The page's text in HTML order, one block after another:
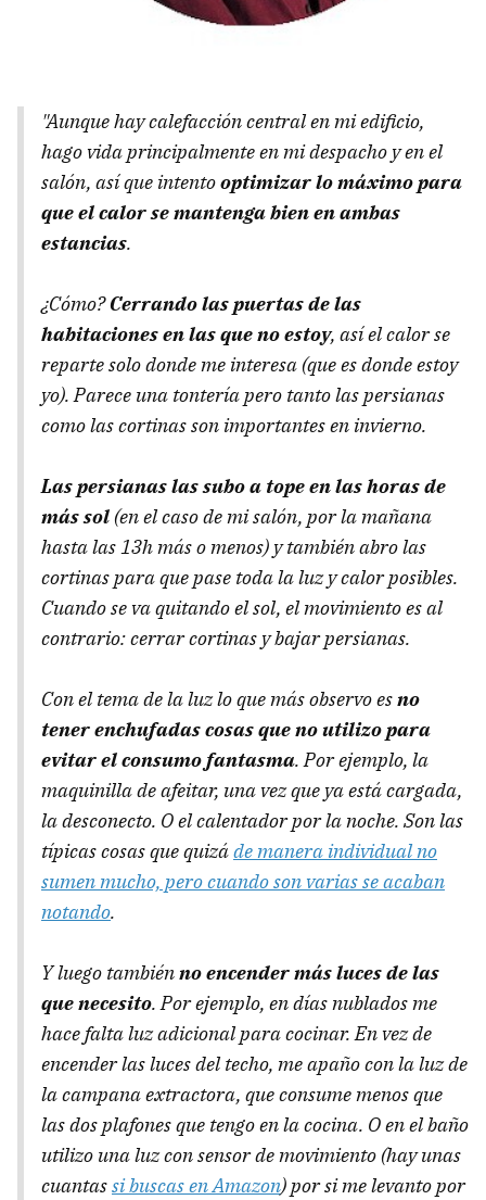
"Aunque hay calefacción central en mi edificio,
hago vida principalmente en mi despacho y en el
salón, así que intentooptimizar lo máximo para
que el calor se mantenga bien en ambas
estancias.
¿Cómo?Cerrando las puertas de las
habitaciones en las que no estoy, así el calor se
reparte solo donde me interesa (que es donde estoy
yo). Parece una tontería pero tanto las persianas
como las cortinas son importantes en invierno.
Las persianas las subo a tope en las horas de
más sol (en el caso de mi salón, por la mañana
hasta las 13h más o menos) y también abro las
cortinas para que pase toda la luz y calor posibles.
Cuando se va quitando el sol, el movimiento es al
contrario: cerrar cortinas y bajar persianas.
Con el tema de la luz lo que más observo esno
tener enchufadas cosas que no utilizo para
evitar el consumo fantasma. Por ejemplo, la
maquinilla de afeitar, una vez que ya está cargada,
la desconecto. O el calentador por la noche. Son las
típicas cosas que quizáde manera individual no
sumen mucho, pero cuando son varias se acaban
notando.
Y luego tambiénno encender más luces de las
que necesito. Por ejemplo, en días nublados me
hace falta luz adicional para cocinar. En vez de
encender las luces del techo, me apaño con la luz de
la campana extractora, que consume menos que
las dos plafones que tengo en la cocina. O en el baño
utilizo una luz con sensor de movimiento (hay unas
cuantassi buscas en Amazon) por si me levanto por